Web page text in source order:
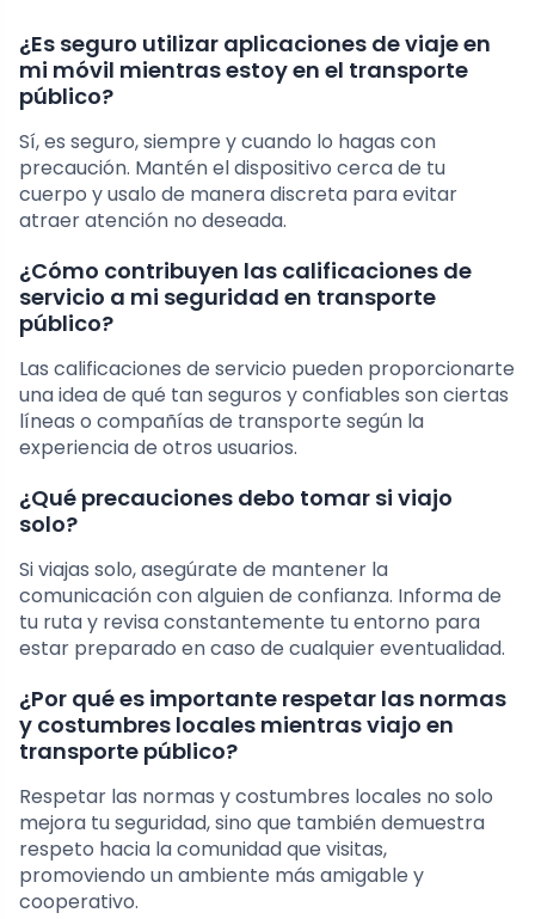
¿Es seguro utilizar aplicaciones de viaje en
mi móvil mientras estoy en el transporte
público?
Sí, es seguro, siempre y cuando lo hagas con
precaución. Mantén el dispositivo cerca de tu
cuerpo y usalo de manera discreta para evitar
atraer atención no deseada.
¿Cómo contribuyen las calificaciones de
servicio a mi seguridad en transporte
público?
Las calificaciones de servicio pueden proporcionarte
una idea de qué tan seguros y confiables son ciertas
líneas o compañías de transporte según la
experiencia de otros usuarios.
¿Qué precauciones debo tomar si viajo
solo?
Si viajas solo, asegúrate de mantener la
comunicación con alguien de confianza. Informa de
tu ruta y revisa constantemente tu entorno para
estar preparado en caso de cualquier eventualidad.
¿Por qué es importante respetar las normas
y costumbres locales mientras viajo en
transporte público?
Respetar las normas y costumbres locales no solo
mejora tu seguridad, sino que también demuestra
respeto hacia la comunidad que visitas,
promoviendo un ambiente más amigable y
cooperativo.